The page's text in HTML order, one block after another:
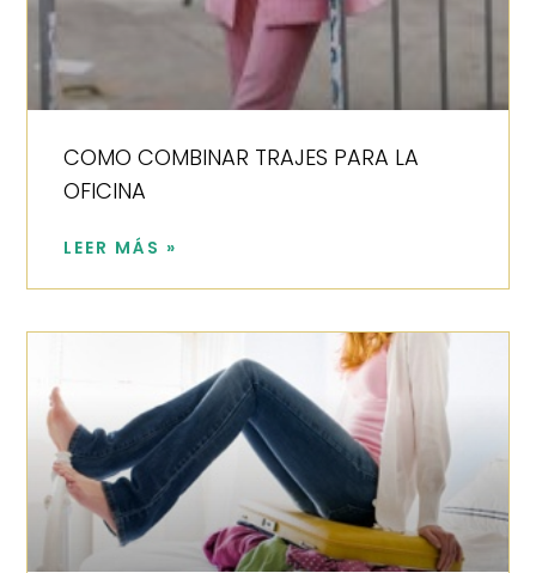
COMO COMBINAR TRAJES PARA LA
OFICINA
LEER MÁS »